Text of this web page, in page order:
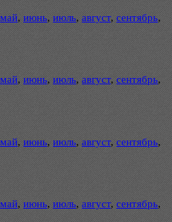
май, июнь, июль, август, сентябрь,
май, июнь, июль, август, сентябрь,
май, июнь, июль, август, сентябрь,
май, июнь, июль, август, сентябрь,